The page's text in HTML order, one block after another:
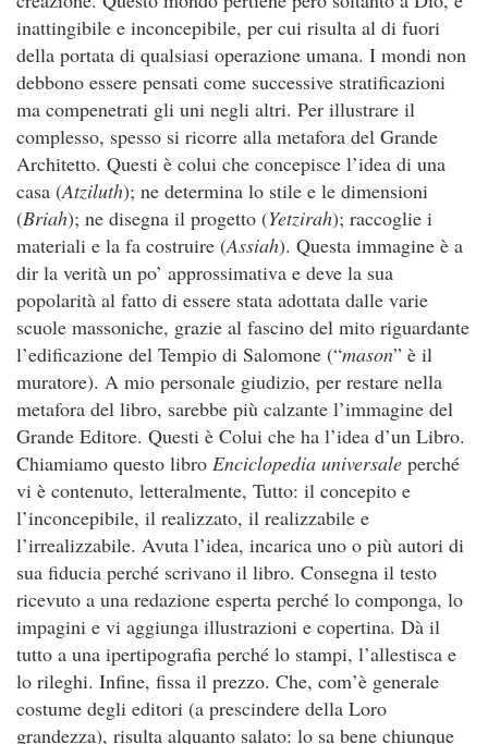
inattingibile e inconcepibile, per cui risulta al di fuori
della portata di qualsiasi operazione umana. I mondi non
debbono essere pensati come successive stratificazioni
ma compenetrati gli uni negli altri. Per illustrare il
complesso, spesso si ricorre alla metafora del Grande
Architetto. Questi è colui che concepisce l’idea di una
casa (Atziluth); ne determina lo stile e le dimensioni
(Briah); ne disegna il progetto (Yetzirah); raccoglie i
materiali e la fa costruire (Assiah). Questa immagine è a
dir la verità un po’ approssimativa e deve la sua
popolarità al fatto di essere stata adottata dalle varie
scuole massoniche, grazie al fascino del mito riguardante
l’edificazione del Tempio di Salomone (“mason” è il
muratore). A mio personale giudizio, per restare nella
metafora del libro, sarebbe più calzante l’immagine del
Grande Editore. Questi è Colui che ha l’idea d’un Libro.
Chiamiamo questo libro Enciclopedia universale perché
vi è contenuto, letteralmente, Tutto: il concepito e
l’inconcepibile, il realizzato, il realizzabile e
l’irrealizzabile. Avuta l’idea, incarica uno o più autori di
sua fiducia perché scrivano il libro. Consegna il testo
ricevuto a una redazione esperta perché lo componga, lo
impagini e vi aggiunga illustrazioni e copertina. Dà il
tutto a una ipertipografia perché lo stampi, l’allestisca e
lo rileghi. Infine, fissa il prezzo. Che, com’è generale
costume degli editori (a prescindere della Loro
grandezza), risulta alquanto salato: lo sa bene chiunque